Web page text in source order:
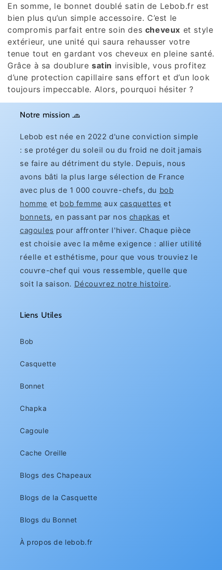
En somme, le bonnet doublé satin de Lebob.fr est
bien plus qu’un simple accessoire. C’est le
compromis parfait entre soin des cheveux et style
extérieur, une unité qui saura rehausser votre
tenue tout en gardant vos cheveux en pleine santé.
Grâce à sa doubluresatin invisible, vous profitez
d’une protection capillaire sans effort et d’un look
toujours impeccable. Alors, pourquoi hésiter ?
Notre mission 🧢
Lebob est née en 2022 d'une conviction simple
: se protéger du soleil ou du froid ne doit jamais
se faire au détriment du style. Depuis, nous
avons bâti la plus large sélection de France
avec plus de 1 000 couvre-chefs, du bob
homme et bob femme aux casquettes et
bonnets, en passant par nos chapkas et
cagoules pour affronter l'hiver. Chaque pièce
est choisie avec la même exigence : allier utilité
réelle et esthétisme, pour que vous trouviez le
couvre-chef qui vous ressemble, quelle que
soit la saison. Découvrez notre histoire.
Liens Utiles
Bob
Casquette
Bonnet
Chapka
Cagoule
Cache Oreille
Blogs des Chapeaux
Blogs de la Casquette
Blogs du Bonnet
À propos de lebob.fr